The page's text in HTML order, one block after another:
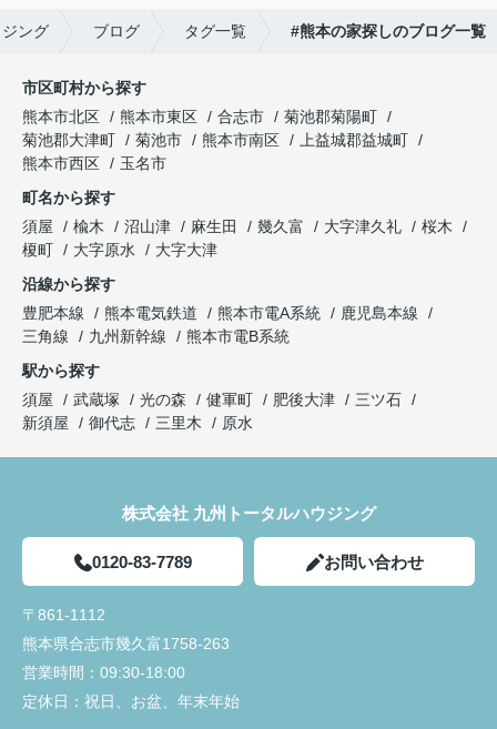
ング ブログ タグ一覧 #熊本の家探しのブログ一覧
市区町村から探す
熊本市北区
熊本市東区 合志市
菊池郡菊陽町
菊池郡大津町
菊池市 熊本市南区
上益城郡益城町
熊本市西区
玉名市
町名から探す
須屋
楡木 沼山津 麻生田 幾久富 大字津久礼
桜木
榎町
大字原水
大字大津
沿線から探す
豊肥本線
熊本電気鉄道 熊本市電A系統
鹿児島本線
三角線
九州新幹線
熊本市電B系統
駅から探す
須屋
武蔵塚 光の森 健軍町 肥後大津
三ツ石
新須屋
御代志 三里木 原水
株式会社 九州トータルハウジング
0120-83-7789 お問い合わせ
〒861-1112
熊本県合志市幾久富1758-263
営業時間： 09:30-18:00
定休日： 祝日、お盆、年末年始